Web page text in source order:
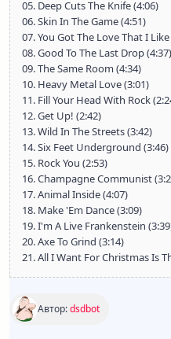
05. Deep Cuts The Knife (4:06)
06. Skin In The Game (4:51)
07. You Got The Love That I Like
08. Good To The Last Drop (4:37)
09. The Same Room (4:34)
10. Heavy Metal Love (3:01)
11. Fill Your Head With Rock
12. Get Up! (2:42)
13. Wild In The Streets (3:42)
14. Six Feet Underground (3:46)
15. Rock You (2:53)
16. Champagne Communist
17. Animal Inside (4:07)
18. Make 'Em Dance (3:09)
19. I'm A Live Frankenstein
20. Axe To Grind (3:14)
21. All I Want For Christmas Is
Автор:dsdbot